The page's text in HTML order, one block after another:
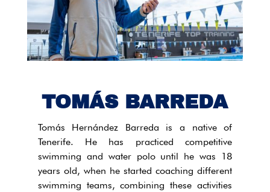
TOMÁS BARREDA
Tomás Hernández Barreda is a native of
Tenerife. He has practiced competitive
swimming and water polo until he was 18
years old, when he started coaching different
swimming teams, combining these activities